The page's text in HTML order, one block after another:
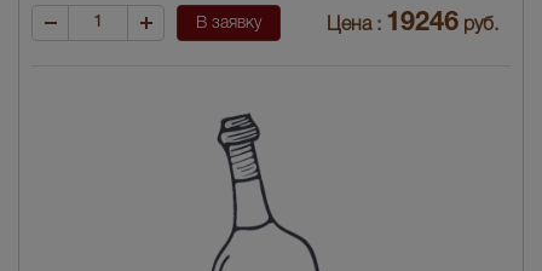
В заявку Цена : 19246 руб.